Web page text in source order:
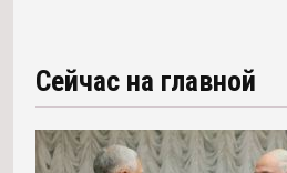
Сейчас на главной